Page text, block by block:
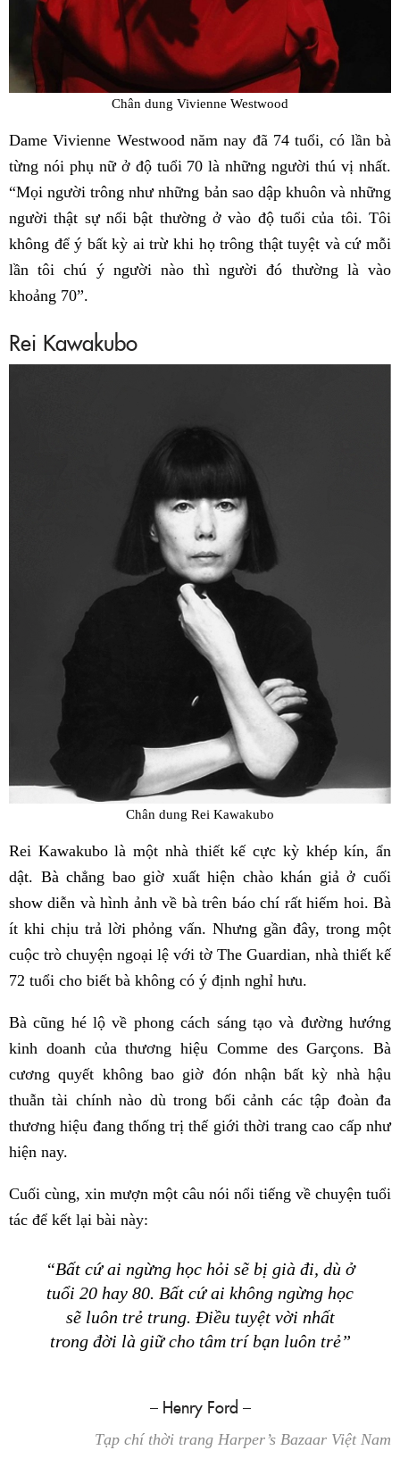
Chân dung Vivienne Westwood
Dame Vivienne Westwood năm nay đã 74 tuổi, có lần bà
từng nói phụ nữ ở độ tuổi 70 là những người thú vị nhất.
“Mọi người trông như những bản sao dập khuôn và những
người thật sự nổi bật thường ở vào độ tuổi của tôi. Tôi
không để ý bất kỳ ai trừ khi họ trông thật tuyệt và cứ mỗi
lần tôi chú ý người nào thì người đó thường là vào
khoảng 70”.
Rei Kawakubo
Chân dung Rei Kawakubo
Rei Kawakubo là một nhà thiết kế cực kỳ khép kín, ẩn
dật. Bà chẳng bao giờ xuất hiện chào khán giả ở cuối
show diễn và hình ảnh về bà trên báo chí rất hiếm hoi. Bà
ít khi chịu trả lời phỏng vấn. Nhưng gần đây, trong một
cuộc trò chuyện ngoại lệ với tờ The Guardian, nhà thiết kế
72 tuổi cho biết bà không có ý định nghỉ hưu.
Bà cũng hé lộ về phong cách sáng tạo và đường hướng
kinh doanh của thương hiệu Comme des Garçons. Bà
cương quyết không bao giờ đón nhận bất kỳ nhà hậu
thuẫn tài chính nào dù trong bối cảnh các tập đoàn đa
thương hiệu đang thống trị thế giới thời trang cao cấp như
hiện nay.
Cuối cùng, xin mượn một câu nói nổi tiếng về chuyện tuổi
tác để kết lại bài này:
“Bất cứ ai ngừng học hỏi sẽ bị già đi, dù ở
tuổi 20 hay 80. Bất cứ ai không ngừng học
sẽ luôn trẻ trung. Điều tuyệt vời nhất
trong đời là giữ cho tâm trí bạn luôn trẻ”
– Henry Ford –
Tạp chí thời trang Harper’s Bazaar Việt Nam